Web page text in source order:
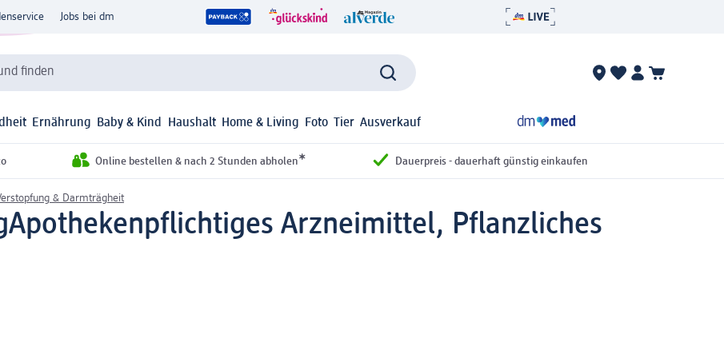
Jobs bei dm
finden
Ernährung Baby & Kind Haushalt Home & Living Foto Tier Ausverkauf
Online bestellen & nach 2 Stunden abholen* Dauerpreis - dauerhaft günstig einkaufen
& Darmträgheit
Apothekenpflichtiges Arzneimittel, Pflanzliches